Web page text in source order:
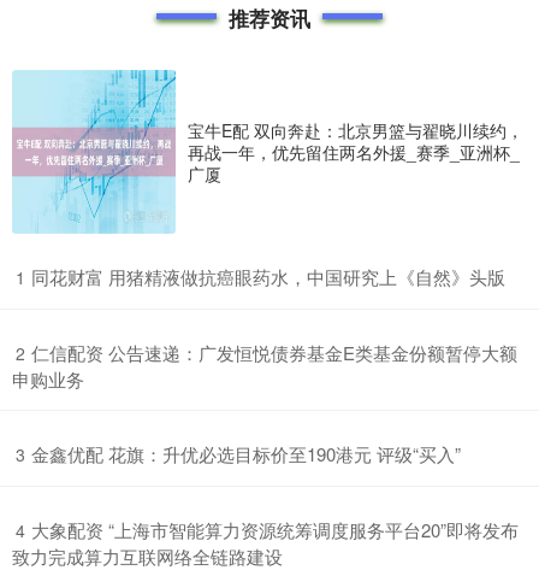
推荐资讯
宝牛E配 双向奔赴：北京男篮与翟晓川续约，
再战一年，优先留住两名外援_赛季_亚洲杯_
广厦
1 ​同花财富 用猪精液做抗癌眼药水，中国研究上《自然》头版
2 ​仁信配资 公告速递：广发恒悦债券基金E类基金份额暂停大额
申购业务
3 ​金鑫优配 花旗：升优必选目标价至190港元 评级“买入”
4 ​大象配资 “上海市智能算力资源统筹调度服务平台20”即将发布
致力完成算力互联网络全链路建设